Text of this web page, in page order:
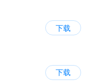
下载
下载